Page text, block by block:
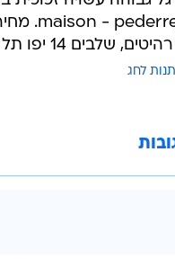
14 יפו תל אביב.
לחג